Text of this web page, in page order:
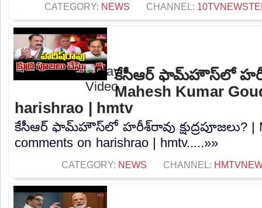
CATEGORY: NEWS CHANNEL:
కేసీఆర్ ఫామ్‌హౌస్‌లో
Mahesh Kumar
harishrao | hmtv
కేసీఆర్ ఫామ్‌హౌస్‌లో హరీశ్‌రావు క్షుద్రపూజలు? |
comments on harishrao | hmtv.....»»
CATEGORY: NEWS CHANNEL: